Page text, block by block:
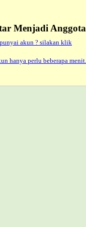
Menjadi Anggota
akun ? silakan klik
hanya perlu beberapa menit.